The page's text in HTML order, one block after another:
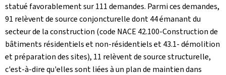
statué favorablement sur 111 demandes. Parmi ces demandes,
91 relèvent de source conjoncturelle dont 44 émanant du
secteur de la construction (code NACE 42.100-Construction de
bâtiments résidentiels et non-résidentiels et 43.1- démolition
et préparation des sites), 11 relèvent de source structurelle,
c'est-à-dire qu'elles sont liées à un plan de maintien dans